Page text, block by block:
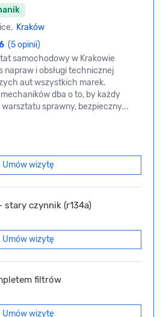
Kraków
(5 opinii)
samochodowy w Krakowie
napraw i obsługi technicznej
aut wszystkich marek.
dba o to, by każdy
sprawny, bezpieczny...
Umów wizytę
czynnik (r134a)
Umów wizytę
filtrów
Umów wizytę